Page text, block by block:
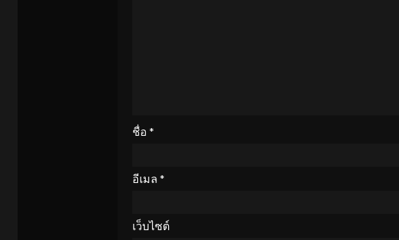
ชื่อ *
อีเมล *
เว็บไซต์